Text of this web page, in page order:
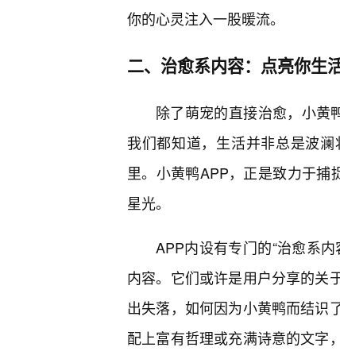
你的心灵注入一股暖流。
二、治愈系内容：点亮你生
除了萌宠的直接治愈，小黄
我们都知道，生活并非总是波
里。小黄鸭APP，正是致力于捕
星光。
APP内设有专门的“治愈系
内容。它们或许是用户分享的关
出失落，如何因为小黄鸭而结识
配上富有哲理或充满诗意的文字